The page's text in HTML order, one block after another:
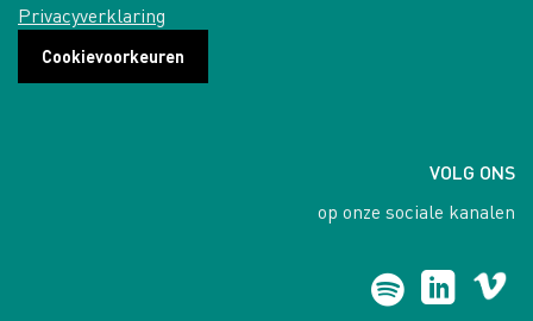
Privacyverklaring
Cookievoorkeuren
VOLG ONS
op onze sociale kanalen